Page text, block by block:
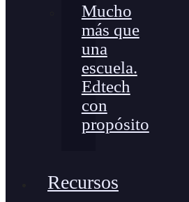
Mucho
más que
una
escuela.
Edtech
con
propósito
Recursos